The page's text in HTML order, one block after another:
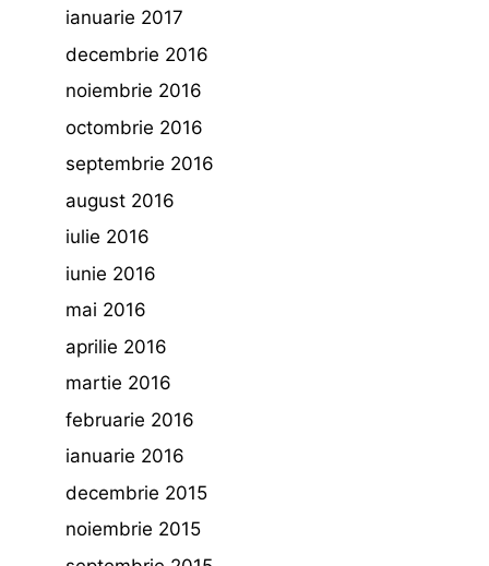
ianuarie 2017
decembrie 2016
noiembrie 2016
octombrie 2016
septembrie 2016
august 2016
iulie 2016
iunie 2016
mai 2016
aprilie 2016
martie 2016
februarie 2016
ianuarie 2016
decembrie 2015
noiembrie 2015